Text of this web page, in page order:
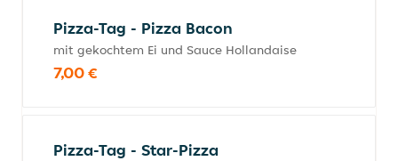
Pizza-Tag - Pizza Bacon
mit gekochtem Ei und Sauce Hollandaise
7,00 €
Pizza-Tag - Star-Pizza